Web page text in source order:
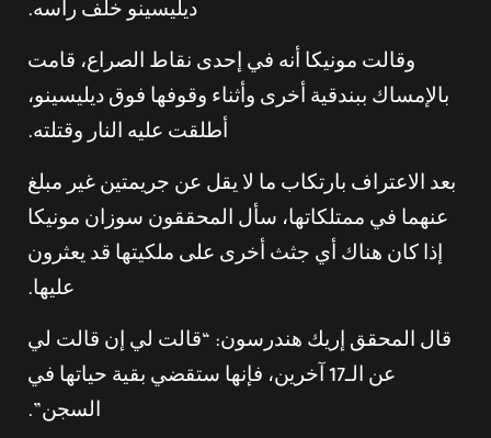
ديليسينو خلف رأسه.
وقالت مونيكا أنه في إحدى نقاط الصراع، قامت
بالإمساك ببندقية أخرى وأثناء وقوفها فوق ديليسينو،
أطلقت عليه النار وقتلته.
بعد الاعتراف بارتكاب ما لا يقل عن جريمتين غير مبلغ
عنهما في ممتلكاتها، سأل المحققون سوزان مونيكا
إذا كان هناك أي جثث أخرى على ملكيتها قد يعثرون
عليها.
قال المحقق إريك هندرسون: “قالت لي إن قالت لي
عن الـ17 آخرين، فإنها ستقضي بقية حياتها في
السجن”.